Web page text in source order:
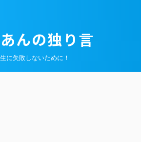
んの独り言
に失敗しないために！